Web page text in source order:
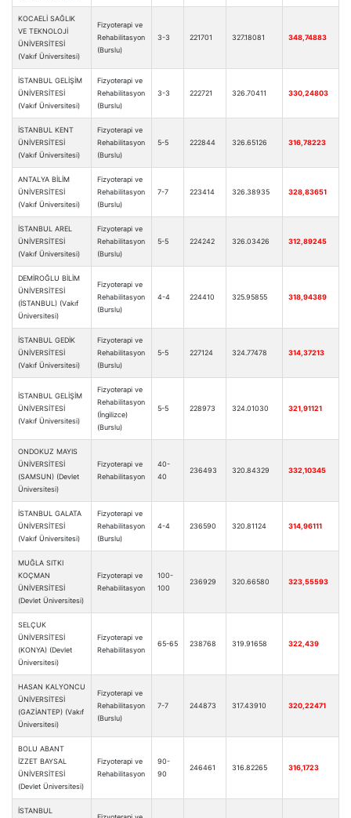
KOCAELİ SAĞLIK
VE TEKNOLOJİ
ÜNİVERSİTESİ
(Vakıf Üniversitesi)
Fizyoterapi ve
Rehabilitasyon
(Burslu)
3-3 221701 327.18081 348,74883
İSTANBUL GELİŞİM
ÜNİVERSİTESİ
(Vakıf Üniversitesi)
Fizyoterapi ve
Rehabilitasyon
(Burslu)
3-3 222721 326.70411 330,24803
İSTANBUL KENT
ÜNİVERSİTESİ
(Vakıf Üniversitesi)
Fizyoterapi ve
Rehabilitasyon
(Burslu)
5-5 222844 326.65126 316,78223
ANTALYA BİLİM
ÜNİVERSİTESİ
(Vakıf Üniversitesi)
Fizyoterapi ve
Rehabilitasyon
(Burslu)
7-7 223414 326.38935 328,83651
İSTANBUL AREL
ÜNİVERSİTESİ
(Vakıf Üniversitesi)
Fizyoterapi ve
Rehabilitasyon
(Burslu)
5-5 224242 326.03426 312,89245
DEMİROĞLU BİLİM
ÜNİVERSİTESİ
(İSTANBUL) (Vakıf
Üniversitesi)
Fizyoterapi ve
Rehabilitasyon
(Burslu)
4-4 224410 325.95855 318,94389
İSTANBUL GEDİK
ÜNİVERSİTESİ
(Vakıf Üniversitesi)
Fizyoterapi ve
Rehabilitasyon
(Burslu)
5-5 227124 324.77478 314,37213
İSTANBUL GELİŞİM
ÜNİVERSİTESİ
(Vakıf Üniversitesi)
Fizyoterapi ve
Rehabilitasyon
(İngilizce)
(Burslu)
5-5 228973 324.01030 321,91121
ONDOKUZ MAYIS
ÜNİVERSİTESİ
(SAMSUN) (Devlet
Üniversitesi)
Fizyoterapi ve
Rehabilitasyon
40-
40
236493 320.84329 332,10345
İSTANBUL GALATA
ÜNİVERSİTESİ
(Vakıf Üniversitesi)
Fizyoterapi ve
Rehabilitasyon
(Burslu)
4-4 236590 320.81124 314,96111
MUĞLA SITKI
KOÇMAN
ÜNİVERSİTESİ
(Devlet Üniversitesi)
Fizyoterapi ve
Rehabilitasyon
100-
100
236929 320.66580 323,55593
SELÇUK
ÜNİVERSİTESİ
(KONYA) (Devlet
Üniversitesi)
Fizyoterapi ve
Rehabilitasyon
65-65 238768 319.91658 322,439
HASAN KALYONCU
ÜNİVERSİTESİ
(GAZİANTEP) (Vakıf
Üniversitesi)
Fizyoterapi ve
Rehabilitasyon
(Burslu)
7-7 244873 317.43910 320,22471
BOLU ABANT
İZZET BAYSAL
ÜNİVERSİTESİ
(Devlet Üniversitesi)
Fizyoterapi ve
Rehabilitasyon
90-
90
246461 316.82265 316,1723
İSTANBUL